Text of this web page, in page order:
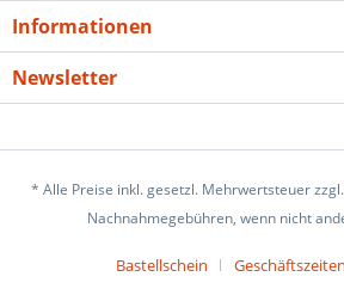
Informationen
Newsletter
* Alle Preise inkl. gesetzl. Mehrwertsteuer zzgl.
Nachnahmegebühren, wenn nicht
Bastellschein Geschäftszeiten